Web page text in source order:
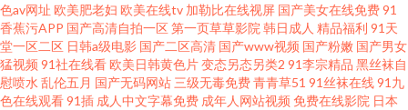
色av网址 欧美肥老妇 欧美在线tv 加勒比在线视屏 国产美女在线免费91
香蕉污APP 国产高清自拍一区第一页草草影院 韩日成人 精品福利 91天
堂一区二区 日韩a级电影 国产二区高清 国产www视频 国产粉嫩 国产男女
猛视频 91社在线看欧美日韩黄色片变态另态另类2 91李宗精品 黑丝袜自
慰喷水 乱伦五月 国产无码网站 三级无毒免费青青草51 91丝袜在线91九
色在线观看91插 成人中文字幕免费 成年人网站视频 免费在线影院 日本